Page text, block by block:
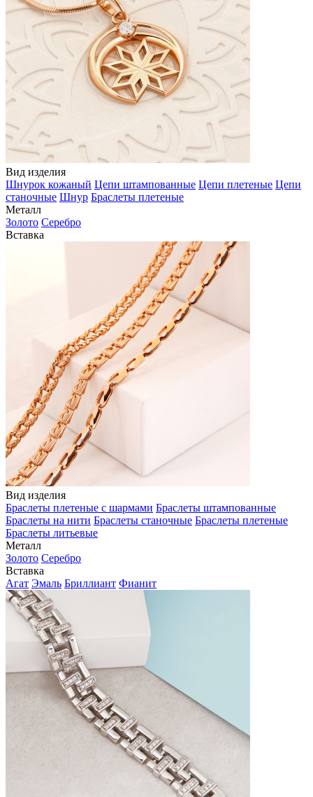
Вид изделия
Шнурок кожаный Цепи штампованные Цепи плетеные Цепи
станочные Шнур Браслеты плетеные
Металл
Золото Серебро
Вставка
Вид изделия
Браслеты плетеные с шармами Браслеты штампованные
Браслеты на нити Браслеты станочные Браслеты плетеные
Браслеты литьевые
Металл
Золото Серебро
Вставка
Агат Эмаль Бриллиант Фианит